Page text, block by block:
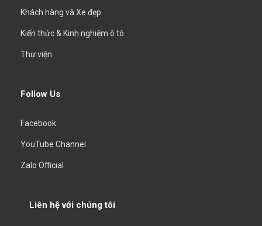
Khách hàng và Xe đẹp
Kiến thức & Kinh nghiệm ô tô
Thư viện
Follow Us
Facebook
YouTube Channel
Zalo Official
Liên hệ với chúng tôi